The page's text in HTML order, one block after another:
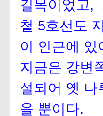
길목이었고,
철 5호선도
이 인근에 있
지금은 강변
설되어 옛 나
을 뿐이다.